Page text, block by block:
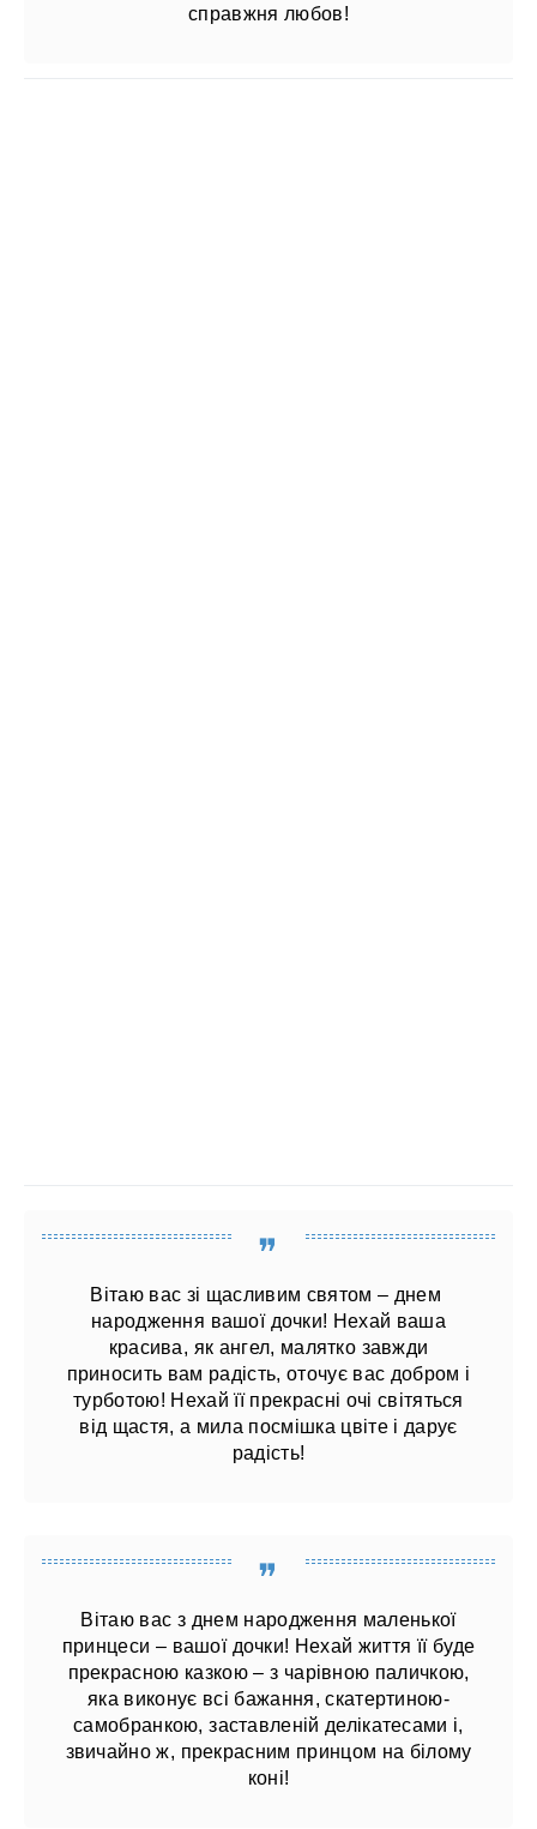
справжня любов!
Вітаю вас зі щасливим святом – днем ​​
народження вашої дочки! Нехай ваша
красива, як ангел, малятко завжди
приносить вам радість, оточує вас добром і
турботою! Нехай її прекрасні очі світяться
від щастя, а мила посмішка цвіте і дарує
радість!
Вітаю вас з днем ​​народження маленької
принцеси – вашої дочки! Нехай життя її буде
прекрасною казкою – з чарівною паличкою,
яка виконує всі бажання, скатертиною-
самобранкою, заставленій делікатесами і,
звичайно ж, прекрасним принцом на білому
коні!